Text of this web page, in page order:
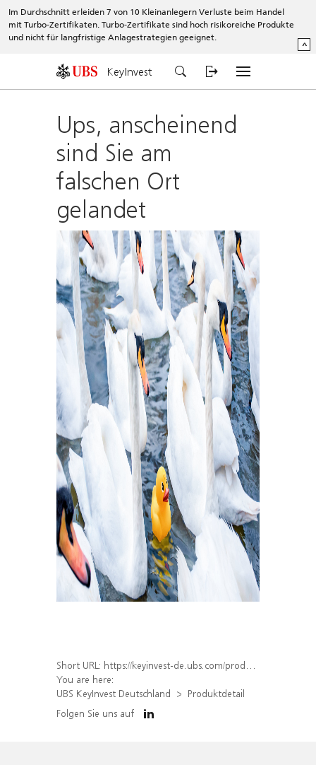
Im Durchschnitt erleiden 7 von 10 Kleinanlegern Verluste beim Handel
mit Turbo-Zertifikaten. Turbo-Zertifikate sind hoch risikoreiche Produkte
und nicht für langfristige Anlagestrategien geeignet.
^
KeyInvest
Ups, anscheinend
sind Sie am
falschen Ort
gelandet
Short URL: https://keyinvest-de.ubs.com/produkt/detail/index/isin/DE000WA7UUN5
You are here:
UBS KeyInvest Deutschland
Produktdetail
Folgen Sie uns auf